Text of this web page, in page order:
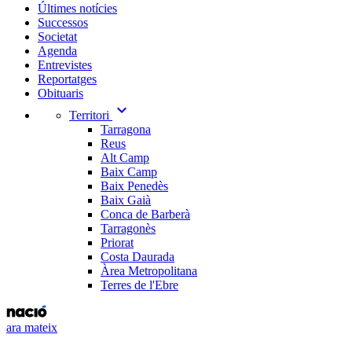
Últimes notícies
Successos
Societat
Agenda
Entrevistes
Reportatges
Obituaris
Territori
expand_more
Tarragona
Reus
Alt Camp
Baix Camp
Baix Penedès
Baix Gaià
Conca de Barberà
Tarragonès
Priorat
Costa Daurada
Àrea Metropolitana
Terres de l'Ebre
ara mateix